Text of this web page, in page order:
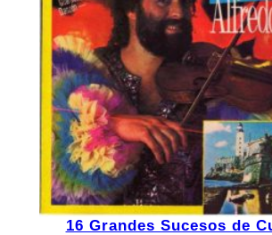
16 Grandes Sucesos de